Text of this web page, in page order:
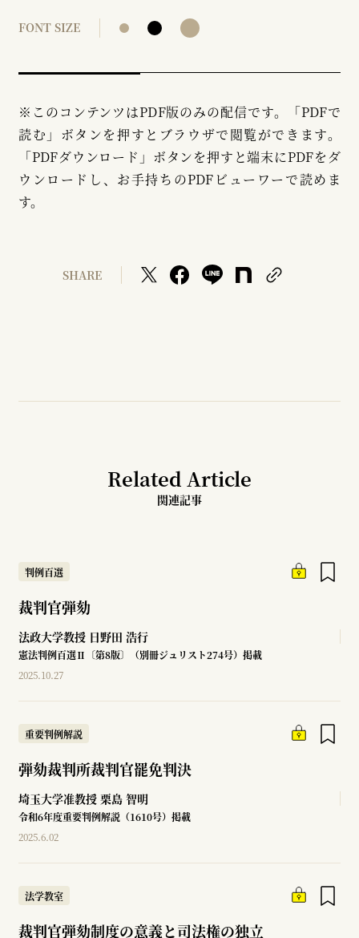
FONT SIZE
※このコンテンツはPDF版のみの配信です。「PDFで
読む」ボタンを押すとブラウザで閲覧ができます。
「PDFダウンロード」ボタンを押すと端末にPDFをダ
ウンロードし、お手持ちのPDFビューワーで読めま
す。
SHARE
Related Article
関連記事
判例百選
裁判官弾劾
法政大学教授 日野田 浩行
憲法判例百選Ⅱ〔第8版〕（別冊ジュリスト274号）掲載
2025.10.27
重要判例解説
弾劾裁判所裁判官罷免判決
埼玉大学准教授 栗島 智明
令和6年度重要判例解説（1610号）掲載
2025.6.02
法学教室
裁判官弾劾制度の意義と司法権の独立